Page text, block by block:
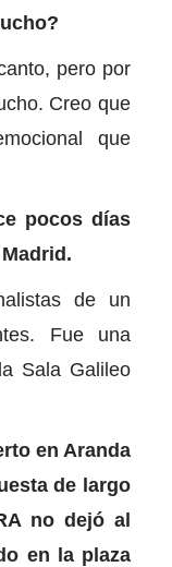
pero por
Creo que
que
pocos días
de un
Fue una
Sala Galileo
en Aranda
de largo
no dejó al
en la plaza